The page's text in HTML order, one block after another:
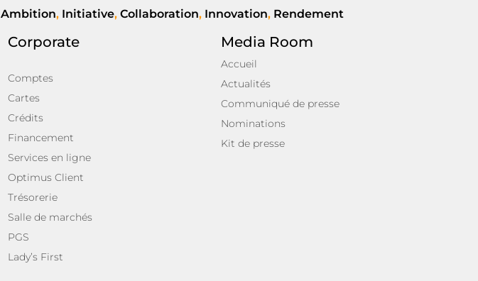
Ambition, Initiative, Collaboration, Innovation, Rendement
Corporate
Comptes
Cartes
Crédits
Financement
Services en ligne
Optimus Client
Trésorerie
Salle de marchés
PGS
Lady’s First
Media Room
Accueil
Actualités
Communiqué de presse
Nominations
Kit de presse